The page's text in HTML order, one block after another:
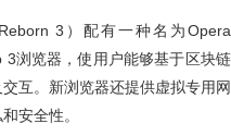
3）配有一种名为Opera
浏览器，使用户能够基于区块链
互。新浏览器还提供虚拟专用网
安全性。